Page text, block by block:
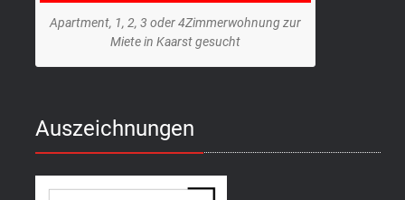
Apartment, 1, 2, 3 oder 4Zimmerwohnung zur
Miete in Kaarst gesucht
Auszeichnungen